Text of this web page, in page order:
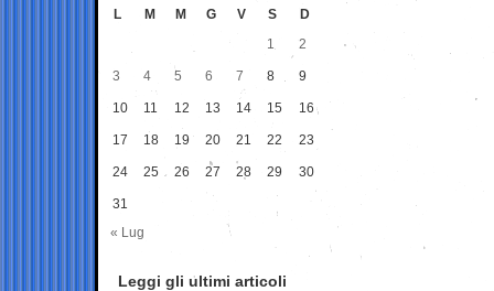
L M M G V S
D
1
2
3 4 5 6 7 8 9
10 11 12 13 14 15 16
17 18 19 20 21 22 23
24 25 26 27 28 29 30
31
« Lug
Leggi gli ultimi articoli